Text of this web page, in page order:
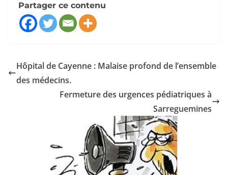
Partager ce contenu
Hôpital de Cayenne : Malaise profond de l’ensemble
des médecins.
Fermeture des urgences pédiatriques à
Sarreguemines